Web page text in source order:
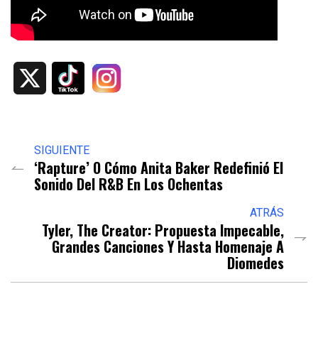
SIGUIENTE
‘Rapture’ O Cómo Anita Baker Redefinió El
Sonido Del R&B En Los Ochentas
ATRÁS
Tyler, The Creator: Propuesta Impecable,
Grandes Canciones Y Hasta Homenaje A
Diomedes